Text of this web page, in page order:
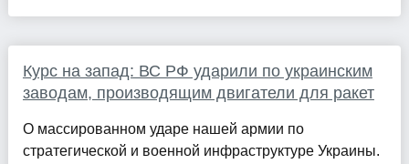
Курс на запад: ВС РФ ударили по украинским
заводам, производящим двигатели для ракет
О массированном ударе нашей армии по
стратегической и военной инфраструктуре Украины.